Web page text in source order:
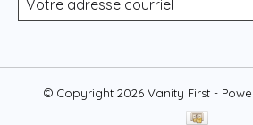
© Copyright 2026 Vanity First -